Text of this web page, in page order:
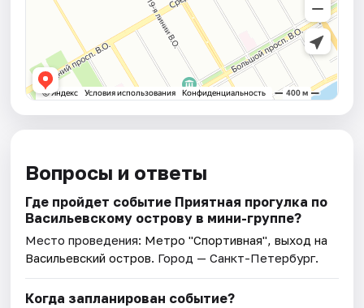
Вопросы и ответы
Где пройдет событие Приятная прогулка по
Васильевскому острову в мини-группе?
Место проведения: Метро "Спортивная", выход на
Васильевский остров. Город — Санкт-Петербург.
Когда запланирован событие?